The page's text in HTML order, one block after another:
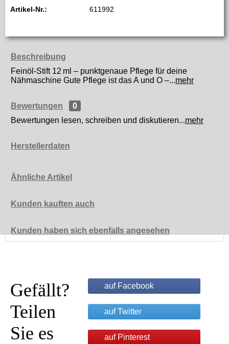
Artikel-Nr.: 611992
Beschreibung
Feinöl-Stift 12 ml – punktgenaue Pflege für deine
Nähmaschine Gute Pflege ist das A und O –...mehr
Bewertungen
0
Bewertungen lesen, schreiben und diskutieren...mehr
Herstellerdaten
Ähnliche Artikel
Kunden kauften auch
Kunden haben sich ebenfalls angesehen
Gefällt?
Teilen
Sie es
auf Facebook
auf Twitter
auf Pinterest